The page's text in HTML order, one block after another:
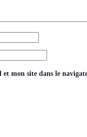
mon site dans le